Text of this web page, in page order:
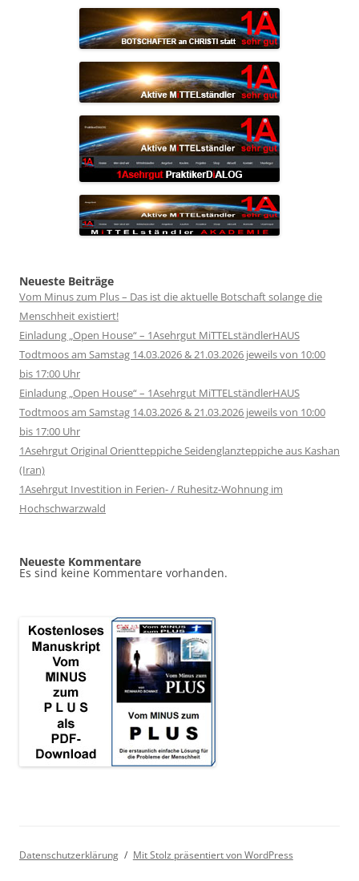
Neueste Beiträge
Vom Minus zum Plus – Das ist die aktuelle Botschaft solange die
Menschheit existiert!
Einladung „Open House“ – 1Asehrgut MiTTELständlerHAUS
Todtmoos am Samstag 14.03.2026 & 21.03.2026 jeweils von 10:00
bis 17:00 Uhr
Einladung „Open House“ – 1Asehrgut MiTTELständlerHAUS
Todtmoos am Samstag 14.03.2026 & 21.03.2026 jeweils von 10:00
bis 17:00 Uhr
1Asehrgut Original Orientteppiche Seidenglanzteppiche aus Kashan
(Iran)
1Asehrgut Investition in Ferien- / Ruhesitz-Wohnung im
Hochschwarzwald
Neueste Kommentare
Es sind keine Kommentare vorhanden.
Datenschutzerklärung Mit Stolz präsentiert von WordPress